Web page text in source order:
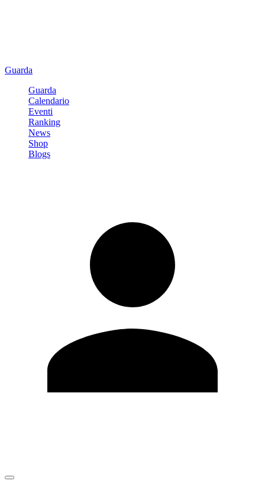
Guarda
Guarda
Calendario
Eventi
Ranking
News
Shop
Blogs